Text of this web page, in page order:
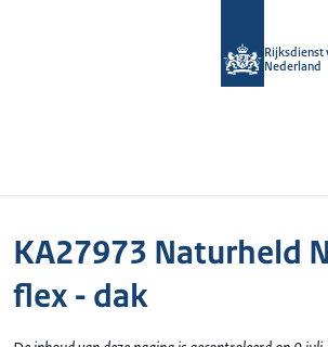
Rijksdienst
Nederland
KA27973 Naturheld
flex - dak